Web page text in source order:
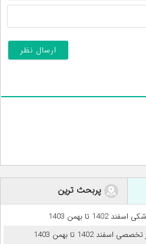
پربحث ترین
تا بهمن 1403
1402 تا بهمن 1403